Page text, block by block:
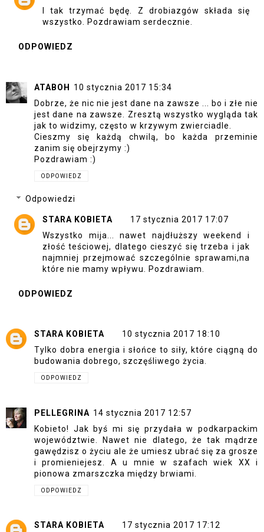
I tak trzymać będę. Z drobiazgów składa się
wszystko. Pozdrawiam serdecznie.
ODPOWIEDZ
ATABOH 10 stycznia 2017 15:34
Dobrze, że nic nie jest dane na zawsze ... bo i złe nie
jest dane na zawsze. Zresztą wszystko wygląda tak
jak to widzimy, często w krzywym zwierciadle.
Cieszmy się każdą chwilą, bo każda przeminie
zanim się obejrzymy :)
Pozdrawiam :)
ODPOWIEDZ
Odpowiedzi
STARA KOBIETA
17 stycznia 2017 17:07
Wszystko mija... nawet najdłuższy weekend i
złość teściowej, dlatego cieszyć się trzeba i jak
najmniej przejmować szczególnie sprawami,na
które nie mamy wpływu. Pozdrawiam.
ODPOWIEDZ
STARA KOBIETA
10 stycznia 2017 18:10
Tylko dobra energia i słońce to siły, które ciągną do
budowania dobrego, szczęśliwego życia.
ODPOWIEDZ
PELLEGRINA 14 stycznia 2017 12:57
Kobieto! Jak byś mi się przydała w podkarpackim
województwie. Nawet nie dlatego, że tak mądrze
gawędzisz o życiu ale że umiesz ubrać się za grosze
i promieniejesz. A u mnie w szafach wiek XX i
pionowa zmarszczka między brwiami.
ODPOWIEDZ
STARA KOBIETA
17 stycznia 2017 17:12